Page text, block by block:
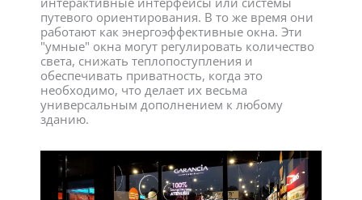
путевого ориентирования. В то же время они
работают как энергоэффективные окна. Эти
"умные" окна могут регулировать количество
света, снижать теплопоступления и
обеспечивать приватность, когда это
необходимо, что делает их весьма
универсальным дополнением к любому
зданию.